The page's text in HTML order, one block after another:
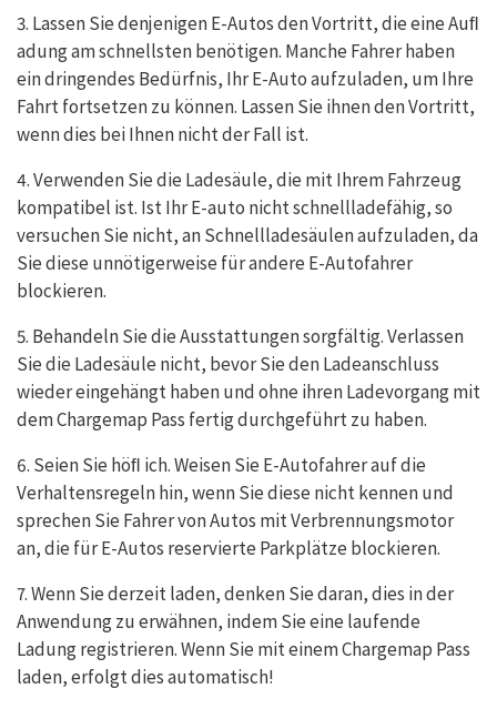
3. Lassen Sie denjenigen E-Autos den Vortritt, die eine Auﬂ
adung am schnellsten benötigen. Manche Fahrer haben
ein dringendes Bedürfnis, Ihr E-Auto aufzuladen, um Ihre
Fahrt fortsetzen zu können. Lassen Sie ihnen den Vortritt,
wenn dies bei Ihnen nicht der Fall ist.
4. Verwenden Sie die Ladesäule, die mit Ihrem Fahrzeug
kompatibel ist. Ist Ihr E-auto nicht schnellladefähig, so
versuchen Sie nicht, an Schnellladesäulen aufzuladen, da
Sie diese unnötigerweise für andere E-Autofahrer
blockieren.
5. Behandeln Sie die Ausstattungen sorgfältig. Verlassen
Sie die Ladesäule nicht, bevor Sie den Ladeanschluss
wieder eingehängt haben und ohne ihren Ladevorgang mit
dem Chargemap Pass fertig durchgeführt zu haben.
6. Seien Sie höﬂ ich. Weisen Sie E-Autofahrer auf die
Verhaltensregeln hin, wenn Sie diese nicht kennen und
sprechen Sie Fahrer von Autos mit Verbrennungsmotor
an, die für E-Autos reservierte Parkplätze blockieren.
7. Wenn Sie derzeit laden, denken Sie daran, dies in der
Anwendung zu erwähnen, indem Sie eine laufende
Ladung registrieren. Wenn Sie mit einem Chargemap Pass
laden, erfolgt dies automatisch!